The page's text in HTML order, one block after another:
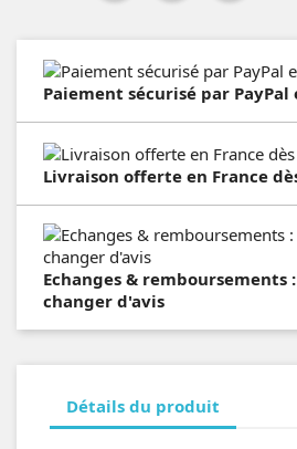
Paiement sécurisé par PayPal
Livraison offerte en France
Echanges & remboursements
changer d'avis
Détails du produit